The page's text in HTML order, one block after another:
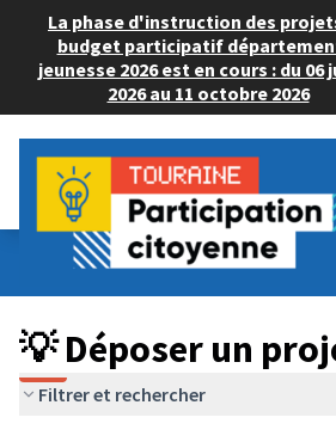
La phase d'instruction des
budget participatif
jeunesse 2026 est en cours : du 06
2026 au 11 octobre 2026
Budget Participatif ADULTE 2024
💡 Déposer un projet
💡 Déposer un
Filtrer et rechercher